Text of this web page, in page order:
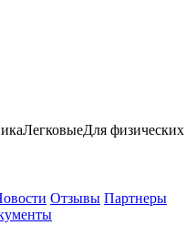
ЛегковыеДля физических
Отзывы Партнеры